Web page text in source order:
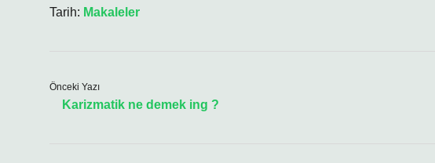
Tarih: Makaleler
Önceki Yazı
Karizmatik ne demek ing ?